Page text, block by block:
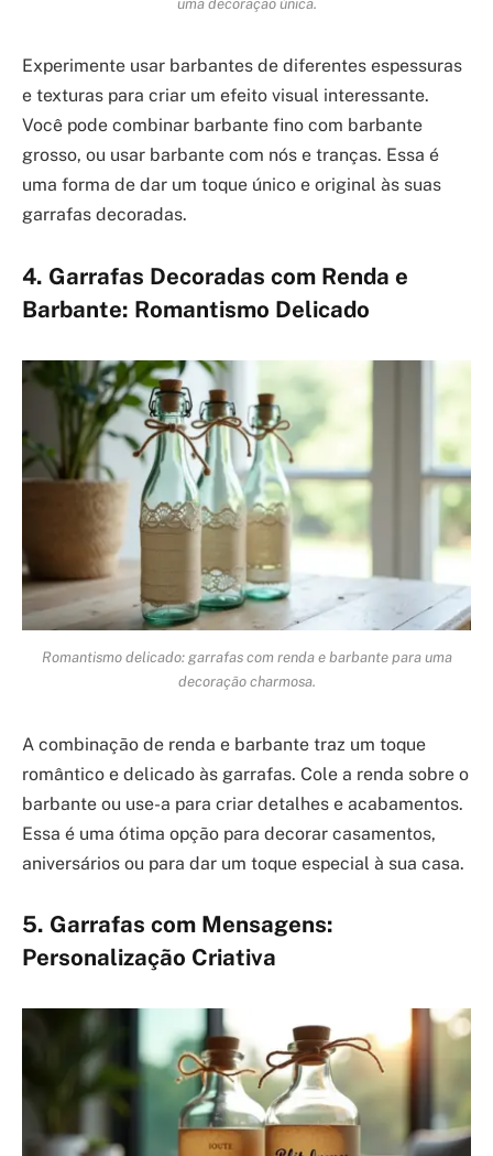
Experimente usar barbantes de diferentes espessuras
e texturas para criar um efeito visual interessante.
Você pode combinar barbante fino com barbante
grosso, ou usar barbante com nós e tranças. Essa é
uma forma de dar um toque único e original às suas
garrafas decoradas.
4. Garrafas Decoradas com Renda e
Barbante: Romantismo Delicado
Romantismo delicado: garrafas com renda e barbante para uma
decoração charmosa.
A combinação de renda e barbante traz um toque
romântico e delicado às garrafas. Cole a renda sobre o
barbante ou use-a para criar detalhes e acabamentos.
Essa é uma ótima opção para decorar casamentos,
aniversários ou para dar um toque especial à sua casa.
5. Garrafas com Mensagens:
Personalização Criativa